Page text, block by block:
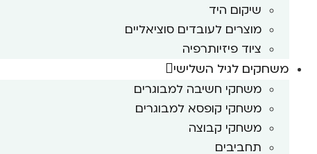
שיקום היד
מוצרים לעובדים סוציאליים
ציוד פיזיותרפיה
משחקים לגיל השלישי
משחקי חשיבה למבוגרים
משחקי קופסא למבוגרים
משחקי קבוצה
תחביבים